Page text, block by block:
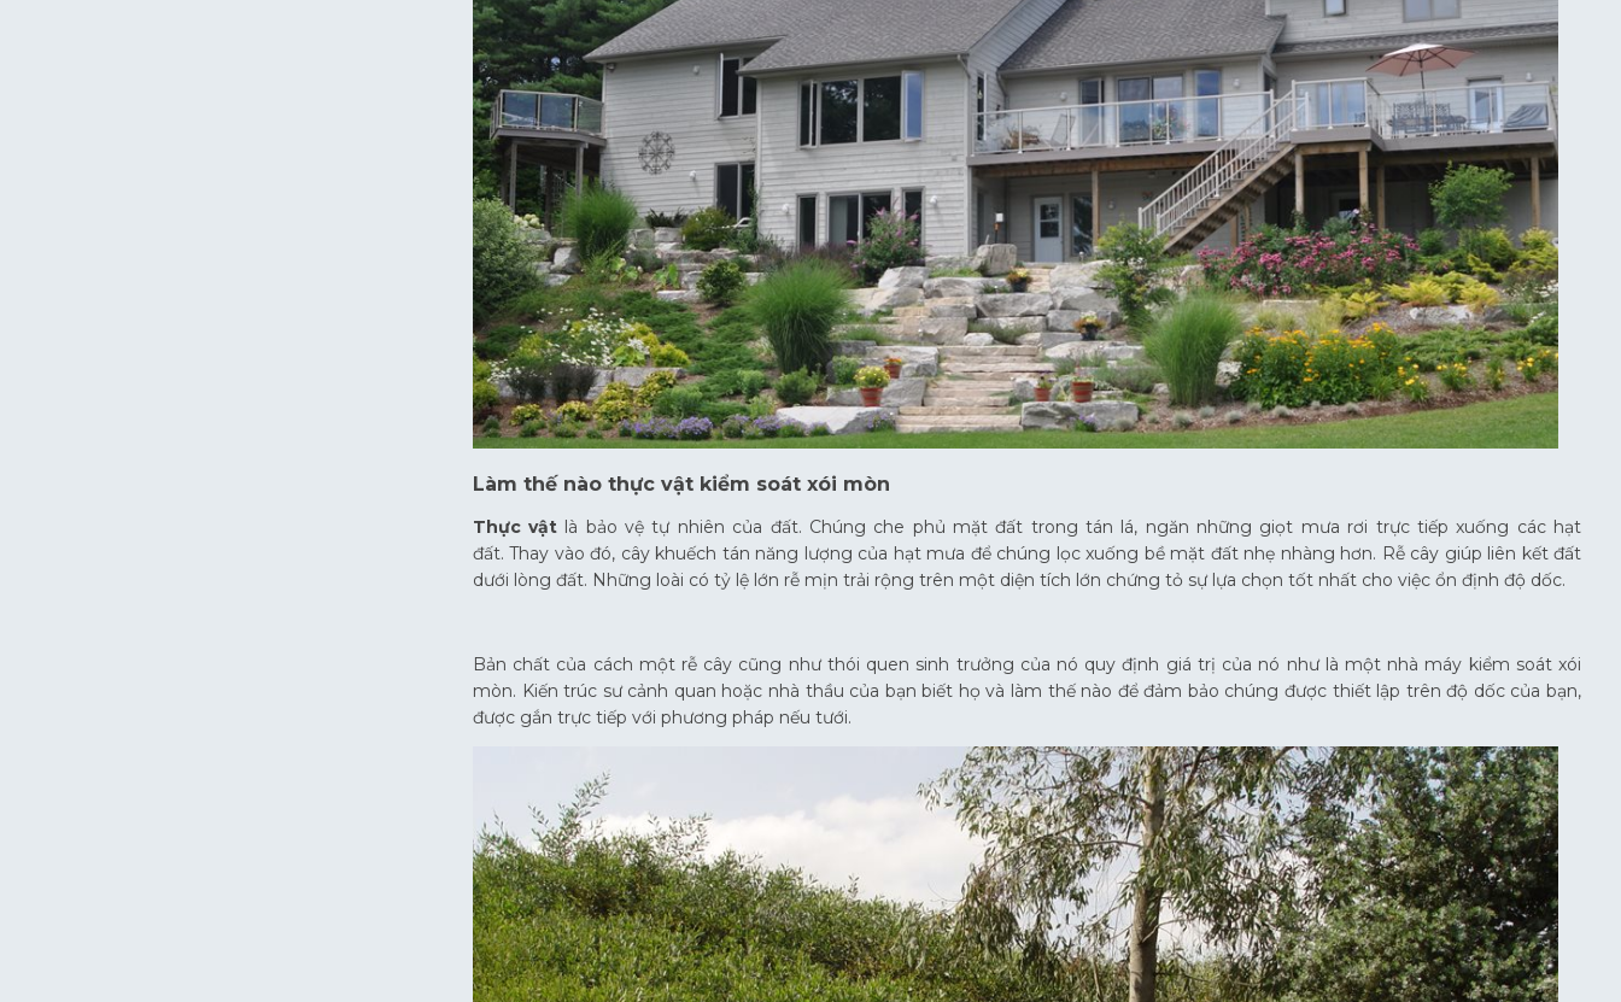
Làm thế nào thực vật kiểm soát xói mòn
Thực vật là bảo vệ tự nhiên của đất. Chúng che phủ mặt đất trong tán lá, ngăn những giọt mưa rơi trực tiếp xuống các hạt
đất. Thay vào đó, cây khuếch tán năng lượng của hạt mưa để chúng lọc xuống bề mặt đất nhẹ nhàng hơn. Rễ cây giúp liên kết đất
dưới lòng đất. Những loài có tỷ lệ lớn rễ mịn trải rộng trên một diện tích lớn chứng tỏ sự lựa chọn tốt nhất cho việc ổn định độ dốc.
Bản chất của cách một rễ cây cũng như thói quen sinh trưởng của nó quy định giá trị của nó như là một nhà máy kiểm soát xói
mòn. Kiến trúc sư cảnh quan hoặc nhà thầu của bạn biết họ và làm thế nào để đảm bảo chúng được thiết lập trên độ dốc của bạn,
được gắn trực tiếp với phương pháp nếu tưới.